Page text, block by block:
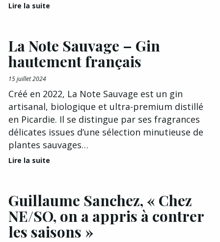
Lire la suite
La Note Sauvage – Gin
hautement français
15 juillet 2024
Créé en 2022, La Note Sauvage est un gin
artisanal, biologique et ultra-premium distillé
en Picardie. Il se distingue par ses fragrances
délicates issues d’une sélection minutieuse de
plantes sauvages…
Lire la suite
Guillaume Sanchez, « Chez
NE/SO, on a appris à contrer
les saisons »